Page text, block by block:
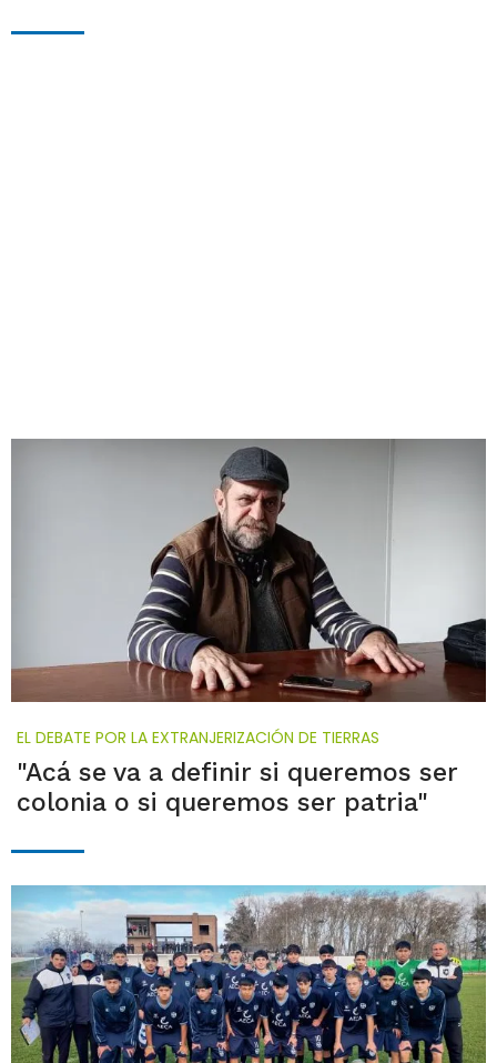
EL DEBATE POR LA EXTRANJERIZACIÓN DE TIERRAS
"Acá se va a definir si queremos ser
colonia o si queremos ser patria"